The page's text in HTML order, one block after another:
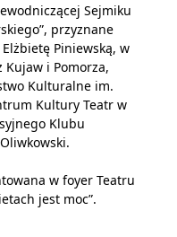
Sejmiku
przyznane
Piniewską, w
Kujaw i Pomorza,
Kulturalne im.
Kultury Teatr w
Klubu
w foyer Teatru
jest moc”.